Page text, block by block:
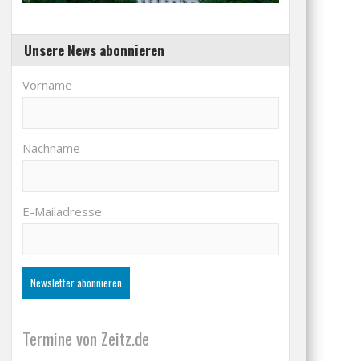
Unsere News abonnieren
Vorname
Nachname
E-Mailadresse
Termine von Zeitz.de